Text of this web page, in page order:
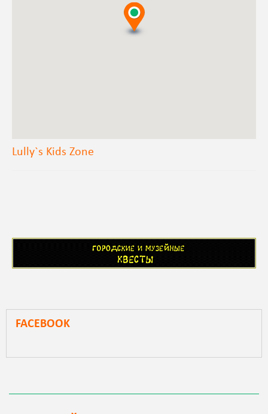
Lully`s Kids Zone
FACEBOOK